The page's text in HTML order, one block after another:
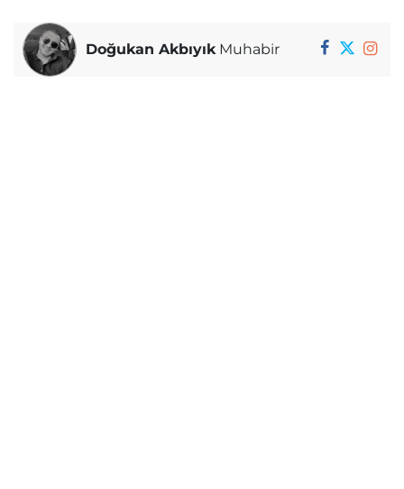
Doğukan Akbıyık Muhabir